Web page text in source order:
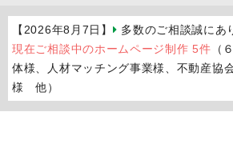
【2026年8月7日】
多数のご相談誠にあ
現在ご相談中のホームページ制作 5件 （
体様、人材マッチング事業様、不動産協
様 他）